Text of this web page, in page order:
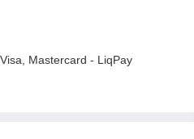
Mastercard - LiqPay